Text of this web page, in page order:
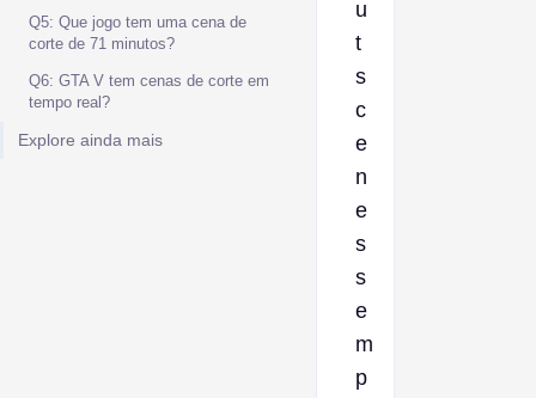
Q5: Que jogo tem uma cena de
corte de 71 minutos?
Q6: GTA V tem cenas de corte em
tempo real?
Explore ainda mais
u
t
s
c
e
n
e
s
s
e
m
p